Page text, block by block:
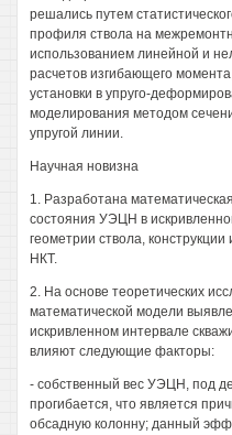
решались путем
профиля ствола на
использованием линейной и
расчетов изгибающего
установки в упруго-
моделирования методом
упругой линии.
Научная новизна
1. Разработана
состояния УЭЦН в
геометрии ствола,
НКТ.
2. На основе теоретических
математической модели
искривленном интервале
влияют следующие факторы:
- собственный вес УЭЦН, под
прогибается, что является
обсадную колонну; данный